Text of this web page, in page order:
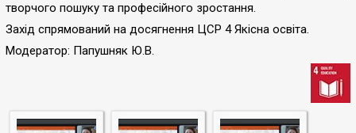
творчого пошуку та професійного зростання.
Захід спрямований на досягнення ЦСР 4 Якісна освіта.
Модератор: Папушняк Ю.В.